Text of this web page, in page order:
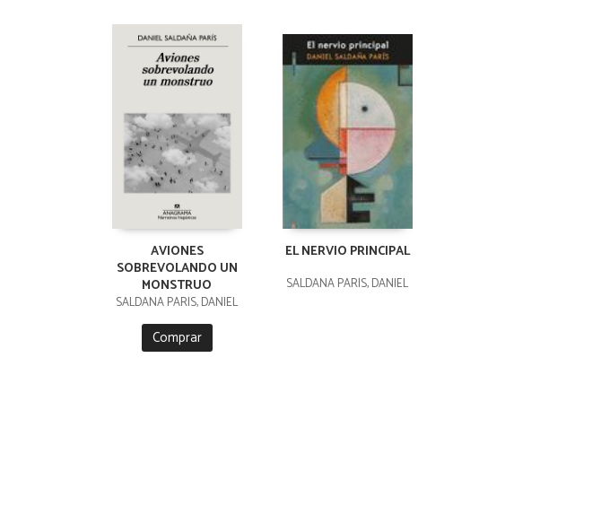
AVIONES
SOBREVOLANDO UN
MONSTRUO
SALDAÑA PARÍS, DANIEL
Comprar
EL NERVIO PRINCIPAL
SALDAÑA PARÍS, DANIEL